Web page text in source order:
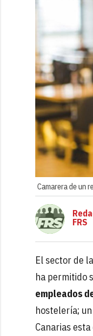
Camarera de un
FRS
El sector de la
ha permitido
empleados
hostelería;
Canarias